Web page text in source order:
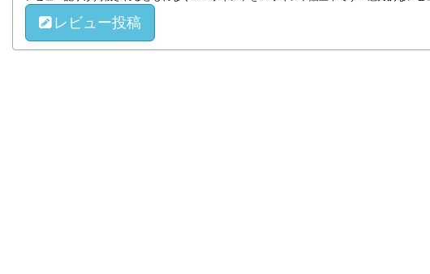
レビュー投稿